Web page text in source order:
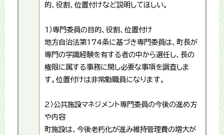
的、役割、位置付けなど説明してほしい。
1）専門委員の目的、役割、位置付け
地方自治法第174条に基づき専門委員は、町長が
専門の学識経験を有する者の中から選任し、長の
権限に属する事務に関し必要な事項を調査しま
す。位置付けは非常勤職員になります。
2）公共施設マネジメント専門委員の今後の進め方
や内容
町施設は、今後老朽化が進み維持管理費の増大が